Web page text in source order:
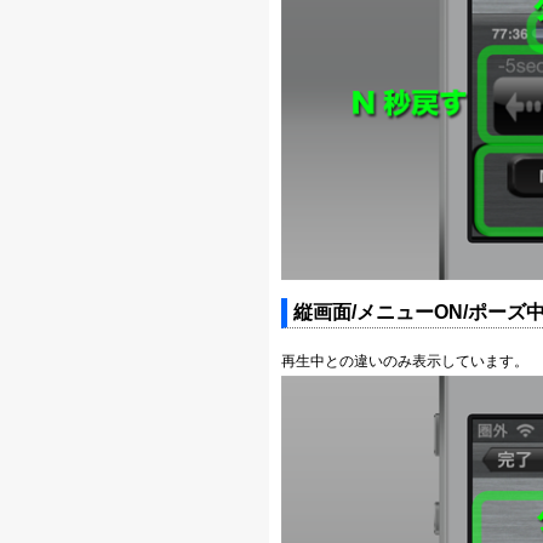
縦画面/メニューON/ポーズ
再生中との違いのみ表示しています。